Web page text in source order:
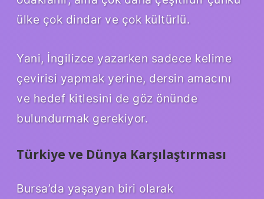
ülke çok dindar ve çok kültürlü.
Yani, İngilizce yazarken sadece kelime
çevirisi yapmak yerine, dersin amacını
ve hedef kitlesini de göz önünde
bulundurmak gerekiyor.
Türkiye ve Dünya Karşılaştırması
Bursa’da yaşayan biri olarak